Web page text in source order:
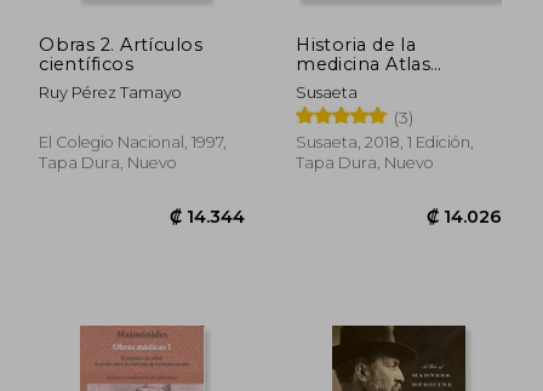
Obras 2. Artículos
científicos
Ruy Pérez Tamayo
El Colegio Nacional, 1997,
Tapa Dura, Nuevo
Historia de la
medicina Atlas
Ilustrado (tapa dura)
Susaeta
(3)
Susaeta, 2018, 1 Edición,
Tapa Dura, Nuevo